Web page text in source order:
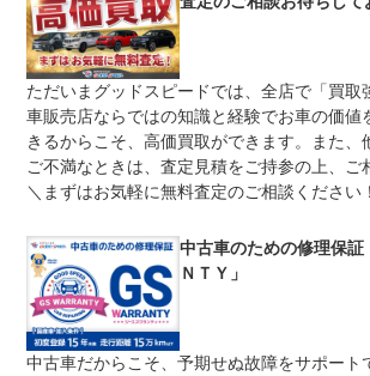
免責金 無し
保証修理
受付先
-
法定整備
整備付 法定12ヶ月または法定24ヶ月
※車検なし・車検整備付の場合は法
※商用車は6ヶ月または12ヶ月点検整
について
安心の指定工場完備。陸運支局に代わ
インを自社の工場に持っています。
積載車もございます。
ただいまグッドスピードでは、全店で「買取
車販売店ならではの知識と経験でお車の価値
きるからこそ、高価買取ができます。また、
ご不満なときは、査定見積をご持参の上、ご
＼まずはお気軽に無料査定のご相談ください
中古車のための修理保証
ＮＴＹ」
中古車だからこそ、予期せぬ故障をサポート